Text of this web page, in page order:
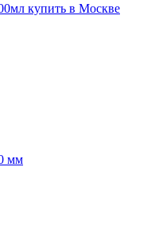
купить в Москве